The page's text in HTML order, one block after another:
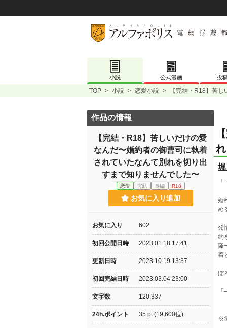
小説 公式漫画 投
TOP > 小説 > 恋愛小説 > 【完結・R18】苦
婚
め
発
約
隆
着
ぼ
※
作品の情報
【完結・R18】苦しいだけの愛
なんだ〜婚約者の御曹司に執着
されていたなんて別れを切り出
すまで知りませんでした〜
恋愛 完結 長編 R18
お気に入り追加
お気に入り 602
初回公開日時 2023.01.18 17:41
更新日時 2023.10.19 13:37
初回完結日時 2023.03.04 23:00
文字数 120,337
24h.ポイント 35 pt (19,600位)